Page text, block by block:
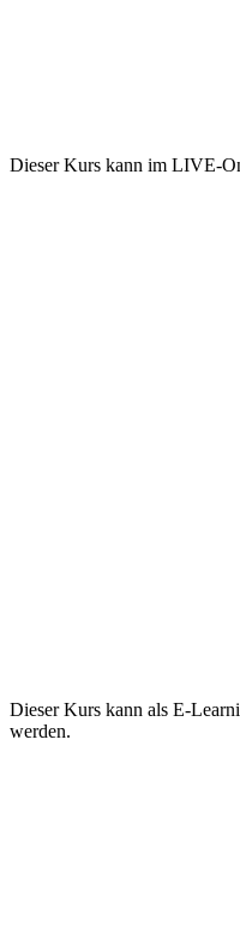
Dieser Kurs kann im LIVE-
Dieser Kurs kann als E-
werden.